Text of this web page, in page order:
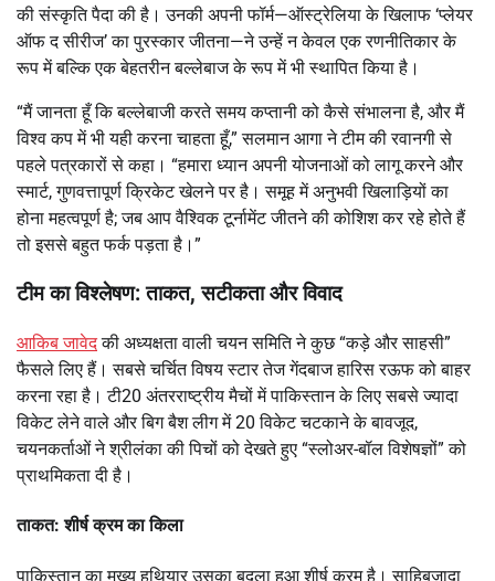
की संस्कृति पैदा की है। उनकी अपनी फॉर्म—ऑस्ट्रेलिया के खिलाफ ‘प्लेयर
ऑफ द सीरीज’ का पुरस्कार जीतना—ने उन्हें न केवल एक रणनीतिकार के
रूप में बल्कि एक बेहतरीन बल्लेबाज के रूप में भी स्थापित किया है।
“मैं जानता हूँ कि बल्लेबाजी करते समय कप्तानी को कैसे संभालना है, और मैं
विश्व कप में भी यही करना चाहता हूँ,” सलमान आगा ने टीम की रवानगी से
पहले पत्रकारों से कहा। “हमारा ध्यान अपनी योजनाओं को लागू करने और
स्मार्ट, गुणवत्तापूर्ण क्रिकेट खेलने पर है। समूह में अनुभवी खिलाड़ियों का
होना महत्वपूर्ण है; जब आप वैश्विक टूर्नामेंट जीतने की कोशिश कर रहे होते हैं
तो इससे बहुत फर्क पड़ता है।”
टीम का विश्लेषण: ताकत, सटीकता और विवाद
आकिब जावेदकी अध्यक्षता वाली चयन समिति ने कुछ “कड़े और साहसी”
फैसले लिए हैं। सबसे चर्चित विषय स्टार तेज गेंदबाज हारिस रऊफ को बाहर
करना रहा है। टी20 अंतरराष्ट्रीय मैचों में पाकिस्तान के लिए सबसे ज्यादा
विकेट लेने वाले और बिग बैश लीग में 20 विकेट चटकाने के बावजूद,
चयनकर्ताओं ने श्रीलंका की पिचों को देखते हुए “स्लोअर-बॉल विशेषज्ञों” को
प्राथमिकता दी है।
ताकत: शीर्ष क्रम का किला
पाकिस्तान का मुख्य हथियार उसका बदला हुआ शीर्ष क्रम है। साहिबज़ादा